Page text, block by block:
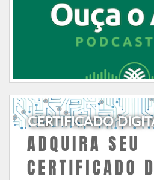
CERTIFICADO